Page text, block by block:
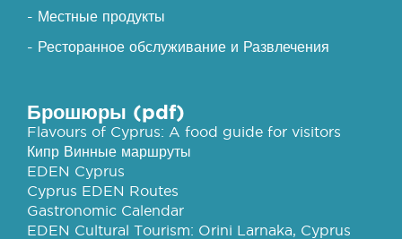
- Местные продукты
- Ресторанное обслуживание и Развлечения
Брошюры (pdf)
Flavours of Cyprus: A food guide for visitors
Кипр Винные маршруты
EDEN Cyprus
Cyprus EDEN Routes
Gastronomic Calendar
EDEN Cultural Tourism: Orini Larnaka, Cyprus